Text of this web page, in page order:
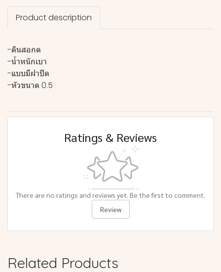
Product description
-ดินสอกด
-น้ำหนักเบา
-แบบมีฝาปิด
-หัวขนาด 0.5
Ratings & Reviews
There are no ratings and reviews yet. Be the first to comment.
Review
Related Products